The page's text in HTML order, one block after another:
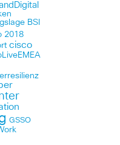
BSI
2018
cisco
GSSO